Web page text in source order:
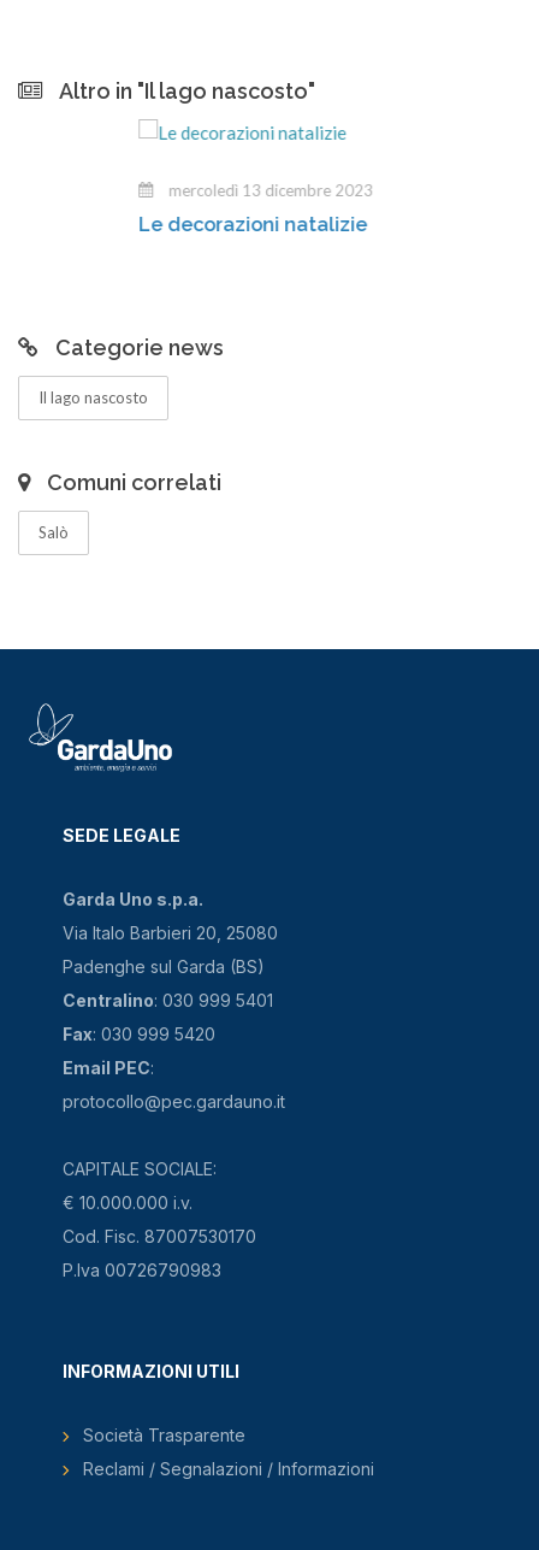
Altro in "Il lago nascosto"
mercoledì 13 dicembre 2023
Le decorazioni natalizie
Categorie news
Il lago nascosto
Comuni correlati
Salò
SEDE LEGALE
Garda Uno s.p.a.
Via Italo Barbieri 20, 25080
Padenghe sul Garda (BS)
Centralino: 030 999 5401
Fax: 030 999 5420
Email PEC:
protocollo@pec.gardauno.it
CAPITALE SOCIALE:
€ 10.000.000 i.v.
Cod. Fisc. 87007530170
P.Iva 00726790983
INFORMAZIONI UTILI
Società Trasparente
Reclami / Segnalazioni / Informazioni